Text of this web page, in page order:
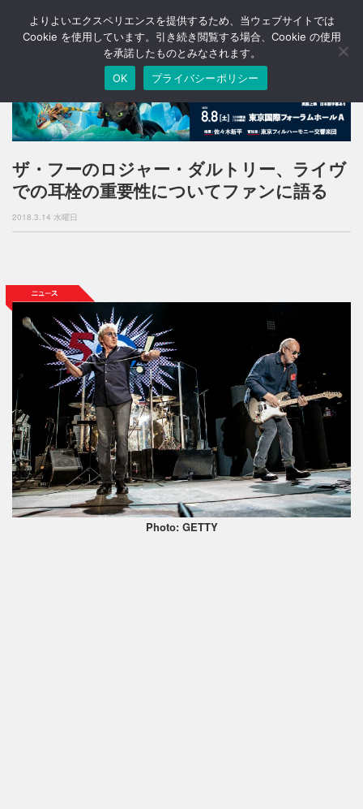
T
o
n
a
v
g
o
ザ・フーのロジャー・ダルトリー、ライヴ
での耳栓の重要性についてファンに語る
2018.3.14 水曜日
Photo: GETTY
よりよいエクスペリエンスを提供するため、当ウェブサイトでは
Cookie を使用しています。引き続き閲覧する場合、Cookie の使用
を承諾したものとみなされます。
OK
プライバシーポリシー